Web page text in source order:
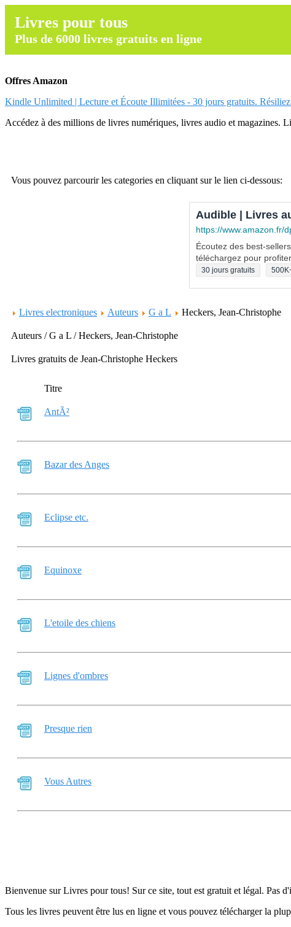
Livres pour tous
Plus de 6000 livres gratuits en ligne
Offres Amazon
Kindle Unlimited | Lecture et Écoute Illimitées - 30 jours gratuits.
Accédez à des millions de livres numériques, livres audio et magazines.
Vous pouvez parcourir les categories en cliquant sur le lien ci-dessous:
Audible | Livres
https://www.amazon.fr/
Écoutez des best-
téléchargez pour
30 jours gratuits
Livres electroniques Auteurs G a L Heckers, Jean-Christophe
Auteurs / G a L / Heckers, Jean-Christophe
Livres gratuits de Jean-Christophe Heckers
Titre
AntÃ²
Bazar des Anges
Eclipse etc.
Equinoxe
L'etoile des chiens
Lignes d'ombres
Presque rien
Vous Autres
Bienvenue sur Livres pour tous! Sur ce site, tout est gratuit et légal. Pas
Tous les livres peuvent être lus en ligne et vous pouvez télécharger la